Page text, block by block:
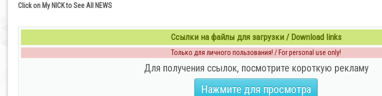
Click on My NICK to See All NEWS
Ссылки на файлы для загрузки / Download links
Только для личного пользования! / For personal use only!
Для получения ссылок, посмотрите короткую рекламу
Нажмите для просмотра